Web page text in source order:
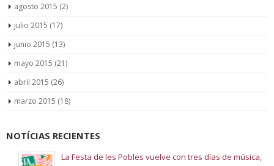
agosto 2015 (2)
julio 2015 (17)
junio 2015 (13)
mayo 2015 (21)
abril 2015 (26)
marzo 2015 (18)
NOTÍCIAS RECIENTES
La Festa de les Pobles vuelve con tres días de música,